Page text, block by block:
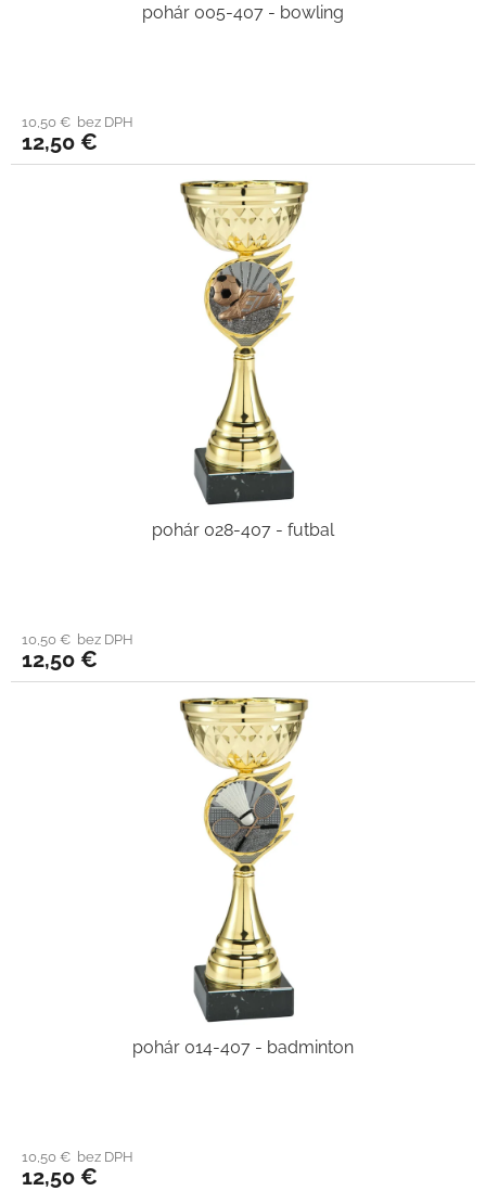
pohár 005-407 - bowling
10,50 € bez DPH
12,50 €
pohár 028-407 - futbal
10,50 € bez DPH
12,50 €
pohár 014-407 - badminton
10,50 € bez DPH
12,50 €